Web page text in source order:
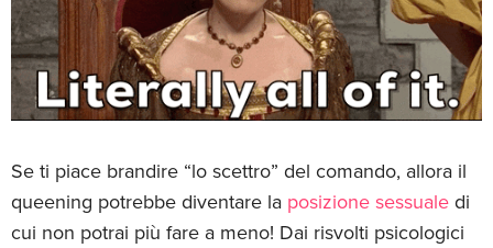
Se ti piace brandire “lo scettro” del comando, allora il
queening potrebbe diventare la posizione sessuale di
cui non potrai più fare a meno! Dai risvolti psicologici